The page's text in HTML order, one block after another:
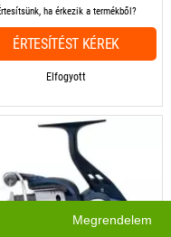
Elfogyott
ha érkezik a termékből?
ÉRTESÍTÉST KÉREK
Megrendelem